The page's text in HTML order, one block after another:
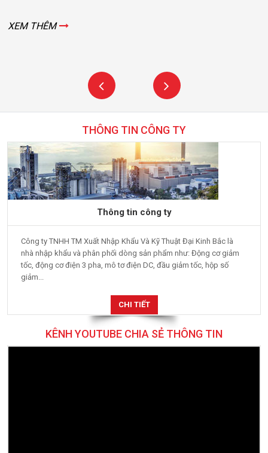
XEM THÊM
THÔNG TIN CÔNG TY
Thông tin công ty
Công ty TNHH TM Xuất Nhập Khẩu Và Kỹ Thuật Đại Kinh Bắc là
nhà nhập khẩu và phân phối dòng sản phẩm như: Động cơ giảm
tốc, động cơ điện 3 pha, mô tơ điện DC, đầu giảm tốc, hộp số
giảm...
CHI TIẾT
KÊNH YOUTUBE CHIA SẺ THÔNG TIN